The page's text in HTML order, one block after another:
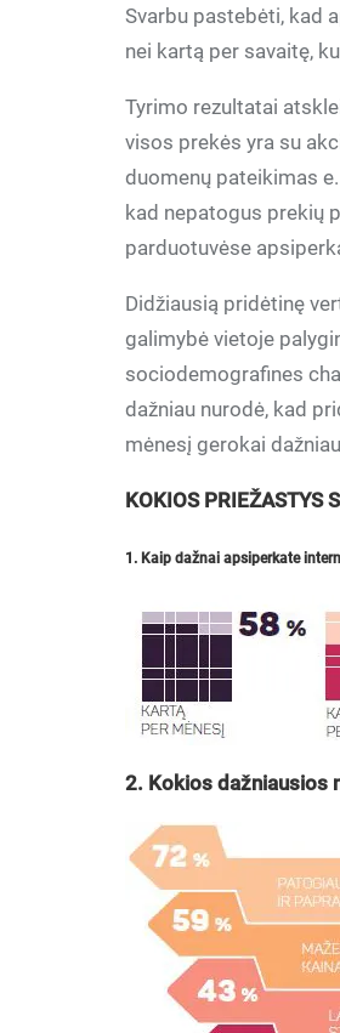
Svarbu pastebėti, kad
nei kartą per savaitę,
Tyrimo rezultatai
visos prekės yra su
duomenų pateikimas
kad nepatogus prekių
parduotuvėse
Didžiausią pridėtinę
galimybė vietoje
sociodemografines
dažniau nurodė, kad
mėnesį gerokai
KOKIOS PRIEŽASTYS
1. Kaip dažnai apsiperkate
2. Kokios dažniausios